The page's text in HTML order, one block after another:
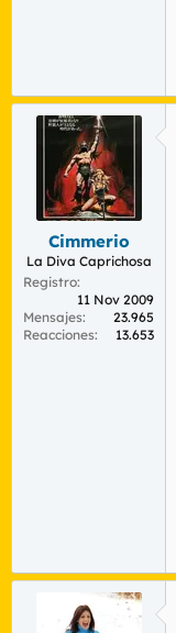
Cimmerio
La Diva Caprichosa
Registro
11 Nov 2009
Mensajes
23.965
Reacciones
13.653